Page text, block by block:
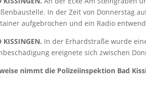
In der Zeit von Donnerstag
aufgebrochen und ein Radio
KISSINGEN. In der Erhardstraße wurde
ereignete sich zwischen
nimmt die Polizeiinspektion Bad